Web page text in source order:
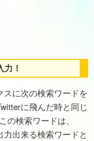
！
スに次の検索ワードを
に飛んだ時と同じ
検索ワードは、
力出来る検索ワードと